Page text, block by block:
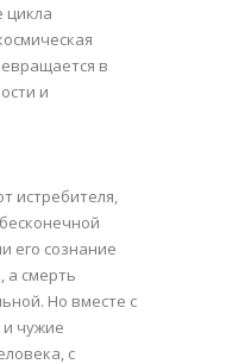
цикла
в
и
истребителя,
его сознание
а смерть
Но вместе с
чужие
с